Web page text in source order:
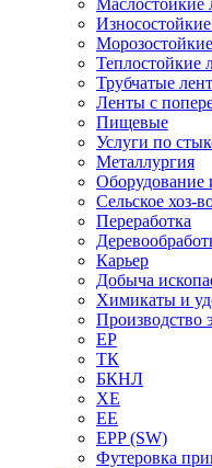
Маслостойкие
Теплостойкие
Трубчатые
Ленты с
Пищевые
Услуги по
Металлургия
Оборудование
Сельское хоз-
Переработка
Карьер
Добыча
Химикаты и
Производство
EP
ТК
БКНЛ
XE
EE
EPP (SW)
Футеровка